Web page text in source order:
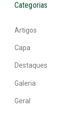
Categorias
Artigos
Capa
Destaques
Galeria
Geral